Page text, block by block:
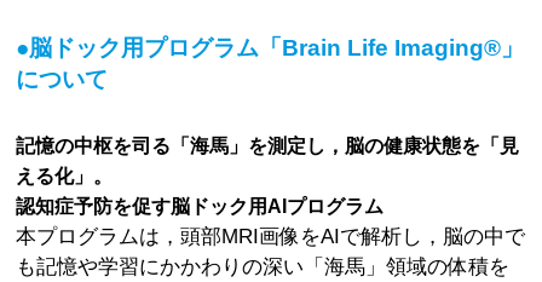
●脳ドック用プログラム「Brain Life Imaging®」
について
記憶の中枢を司る「海馬」を測定し，脳の健康状態を「見
える化」。
認知症予防を促す脳ドック用AIプログラム
本プログラムは，頭部MRI画像をAIで解析し，脳の中で
も記憶や学習にかかわりの深い「海馬」領域の体積を